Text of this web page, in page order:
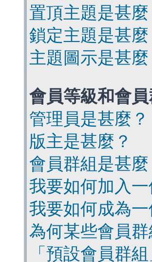
置頂主題是甚麼
鎖定主題是甚麼
主題圖示是甚麼
會員等級和會員
管理員是甚麼？
版主是甚麼？
會員群組是甚麼
我要如何加入
我要如何成為
為何某些會員
「預設會員群